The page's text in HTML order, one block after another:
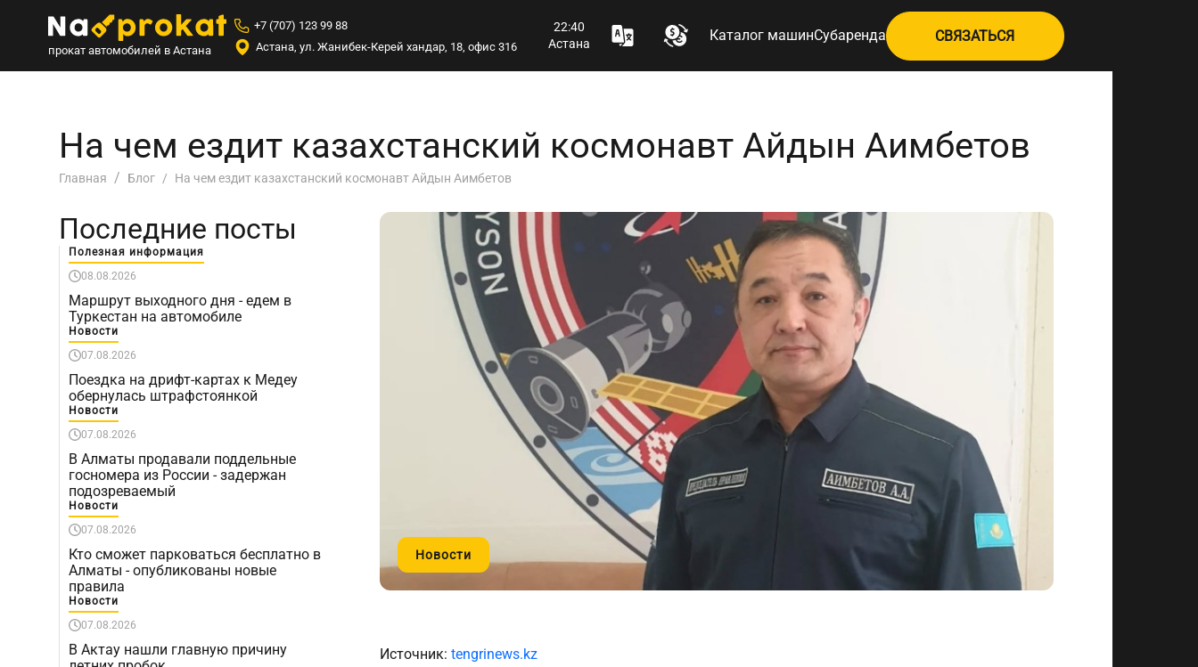
прокат автомобилей в Астана
+7 (707) 123 99 88
Астана, ул. Жанибек-Керей хандар, 18, офис 316
22:40
Астана
Каталог машинСубаренда СВЯЗАТЬСЯ
На чем ездит казахстанский космонавт Айдын Аимбетов
Главная Блог На чем ездит казахстанский космонавт Айдын Аимбетов
Последние посты
Полезная информация
08.08.2026
Маршрут выходного дня - едем в
Туркестан на автомобиле
Новости
07.08.2026
Поездка на дрифт-картах к Медеу
обернулась штрафстоянкой
Новости
07.08.2026
В Алматы продавали поддельные
госномера из России - задержан
подозреваемый
Новости
07.08.2026
Кто сможет парковаться бесплатно в
Алматы - опубликованы новые
правила
Новости
07.08.2026
В Актау нашли главную причину
Новости
Источник: tengrinews.kz